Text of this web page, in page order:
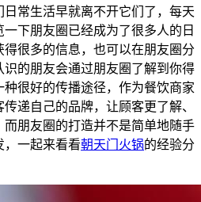
常生活早就离不开它们了，每天
下朋友圈已经成为了很多人的日
很多的信息，也可以在朋友圈分
的朋友会通过朋友圈了解到你得
很好的传播途径，作为餐饮商家
递自己的品牌，让顾客更了解、
而朋友圈的打造并不是简单地随手
，一起来看看朝天门火锅的经验分